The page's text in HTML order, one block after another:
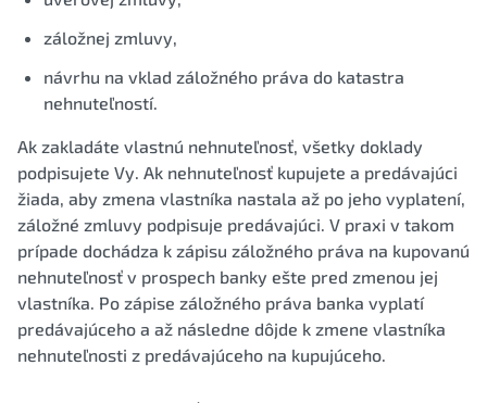
záložnej zmluvy,
návrhu na vklad záložného práva do katastra
nehnuteľností.
Ak zakladáte vlastnú nehnuteľnosť, všetky doklady
podpisujete Vy. Ak nehnuteľnosť kupujete a predávajúci
žiada, aby zmena vlastníka nastala až po jeho vyplatení,
záložné zmluvy podpisuje predávajúci. V praxi v takom
prípade dochádza k zápisu záložného práva na kupovanú
nehnuteľnosť v prospech banky ešte pred zmenou jej
vlastníka. Po zápise záložného práva banka vyplatí
predávajúceho a až následne dôjde k zmene vlastníka
nehnuteľnosti z predávajúceho na kupujúceho.